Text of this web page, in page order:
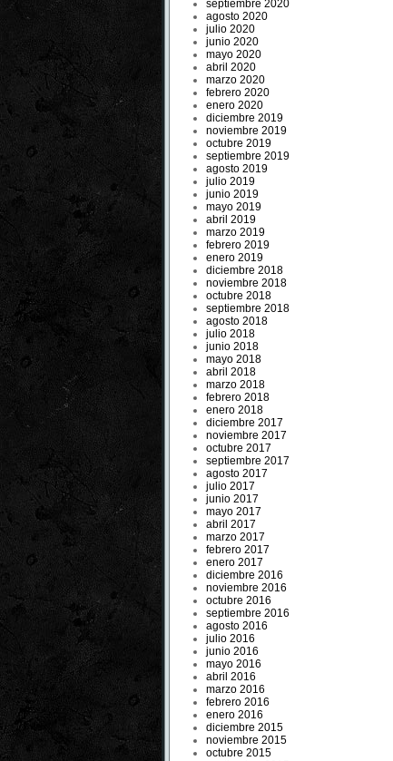
septiembre 2020
agosto 2020
julio 2020
junio 2020
mayo 2020
abril 2020
marzo 2020
febrero 2020
enero 2020
diciembre 2019
noviembre 2019
octubre 2019
septiembre 2019
agosto 2019
julio 2019
junio 2019
mayo 2019
abril 2019
marzo 2019
febrero 2019
enero 2019
diciembre 2018
noviembre 2018
octubre 2018
septiembre 2018
agosto 2018
julio 2018
junio 2018
mayo 2018
abril 2018
marzo 2018
febrero 2018
enero 2018
diciembre 2017
noviembre 2017
octubre 2017
septiembre 2017
agosto 2017
julio 2017
junio 2017
mayo 2017
abril 2017
marzo 2017
febrero 2017
enero 2017
diciembre 2016
noviembre 2016
octubre 2016
septiembre 2016
agosto 2016
julio 2016
junio 2016
mayo 2016
abril 2016
marzo 2016
febrero 2016
enero 2016
diciembre 2015
noviembre 2015
octubre 2015